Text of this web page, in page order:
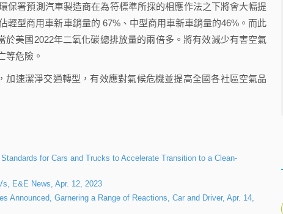
保署預測汽車製造商在為符標準所採的相應作法之下將會大幅提
輕型商用車新車銷量的 67%、中型商用車新車銷量的46%。而此
美國2022年二氧化碳總排放量的兩倍多。將有效減少有害空氣
等危險。
速潔淨交通轉型，有效應對氣候危機並提高全國各社區空氣品
for Cars and Trucks to Accelerate Transition to a Clean-
E&E News, Apr. 12, 2023
Garnering a Range of Reactions, Car and Driver, Apr. 14,